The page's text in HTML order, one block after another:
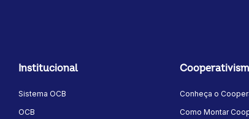
Institucional
Sistema OCB
OCB
Conheça o
Como Montar